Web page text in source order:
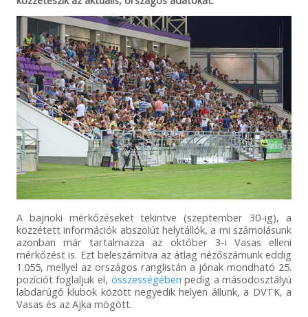
A bajnoki mérkőzéseket tekintve (szeptember 30-ig), a
közzétett információk abszolút helytállók, a mi számolásunk
azonban már tartalmazza az október 3-i Vasas elleni
mérkőzést is. Ezt beleszámítva az átlag nézőszámunk eddig
1.055, mellyel az országos ranglistán a jónak mondható 25.
pozíciót foglaljuk el, összességében pedig a másodosztályú
labdarúgó klubok között negyedik helyen állunk, a DVTK, a
Vasas és az Ajka mögött.